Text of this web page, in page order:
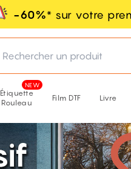
-60%* sur votre
Rechercher un produit
Étiquette
Rouleau
Film DTF Livre